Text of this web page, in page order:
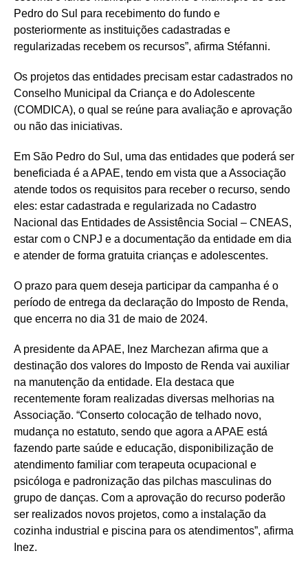
Pedro do Sul para recebimento do fundo e
posteriormente as instituições cadastradas e
regularizadas recebem os recursos”, afirma Stéfanni.
Os projetos das entidades precisam estar cadastrados no
Conselho Municipal da Criança e do Adolescente
(COMDICA), o qual se reúne para avaliação e aprovação
ou não das iniciativas.
Em São Pedro do Sul, uma das entidades que poderá ser
beneficiada é a APAE, tendo em vista que a Associação
atende todos os requisitos para receber o recurso, sendo
eles: estar cadastrada e regularizada no Cadastro
Nacional das Entidades de Assistência Social – CNEAS,
estar com o CNPJ e a documentação da entidade em dia
e atender de forma gratuita crianças e adolescentes.
O prazo para quem deseja participar da campanha é o
período de entrega da declaração do Imposto de Renda,
que encerra no dia 31 de maio de 2024.
A presidente da APAE, Inez Marchezan afirma que a
destinação dos valores do Imposto de Renda vai auxiliar
na manutenção da entidade. Ela destaca que
recentemente foram realizadas diversas melhorias na
Associação. “Conserto colocação de telhado novo,
mudança no estatuto, sendo que agora a APAE está
fazendo parte saúde e educação, disponibilização de
atendimento familiar com terapeuta ocupacional e
psicóloga e padronização das pilchas masculinas do
grupo de danças. Com a aprovação do recurso poderão
ser realizados novos projetos, como a instalação da
cozinha industrial e piscina para os atendimentos”, afirma
Inez.